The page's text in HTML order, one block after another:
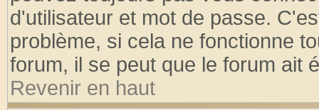
d'utilisateur et mot de passe.
problème, si cela ne fonctionne
forum, il se peut que le forum ait
Revenir en haut